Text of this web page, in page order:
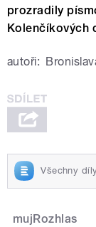
prozradily
Kolenčíkových
autoři:
Všechny
mujRozhlas